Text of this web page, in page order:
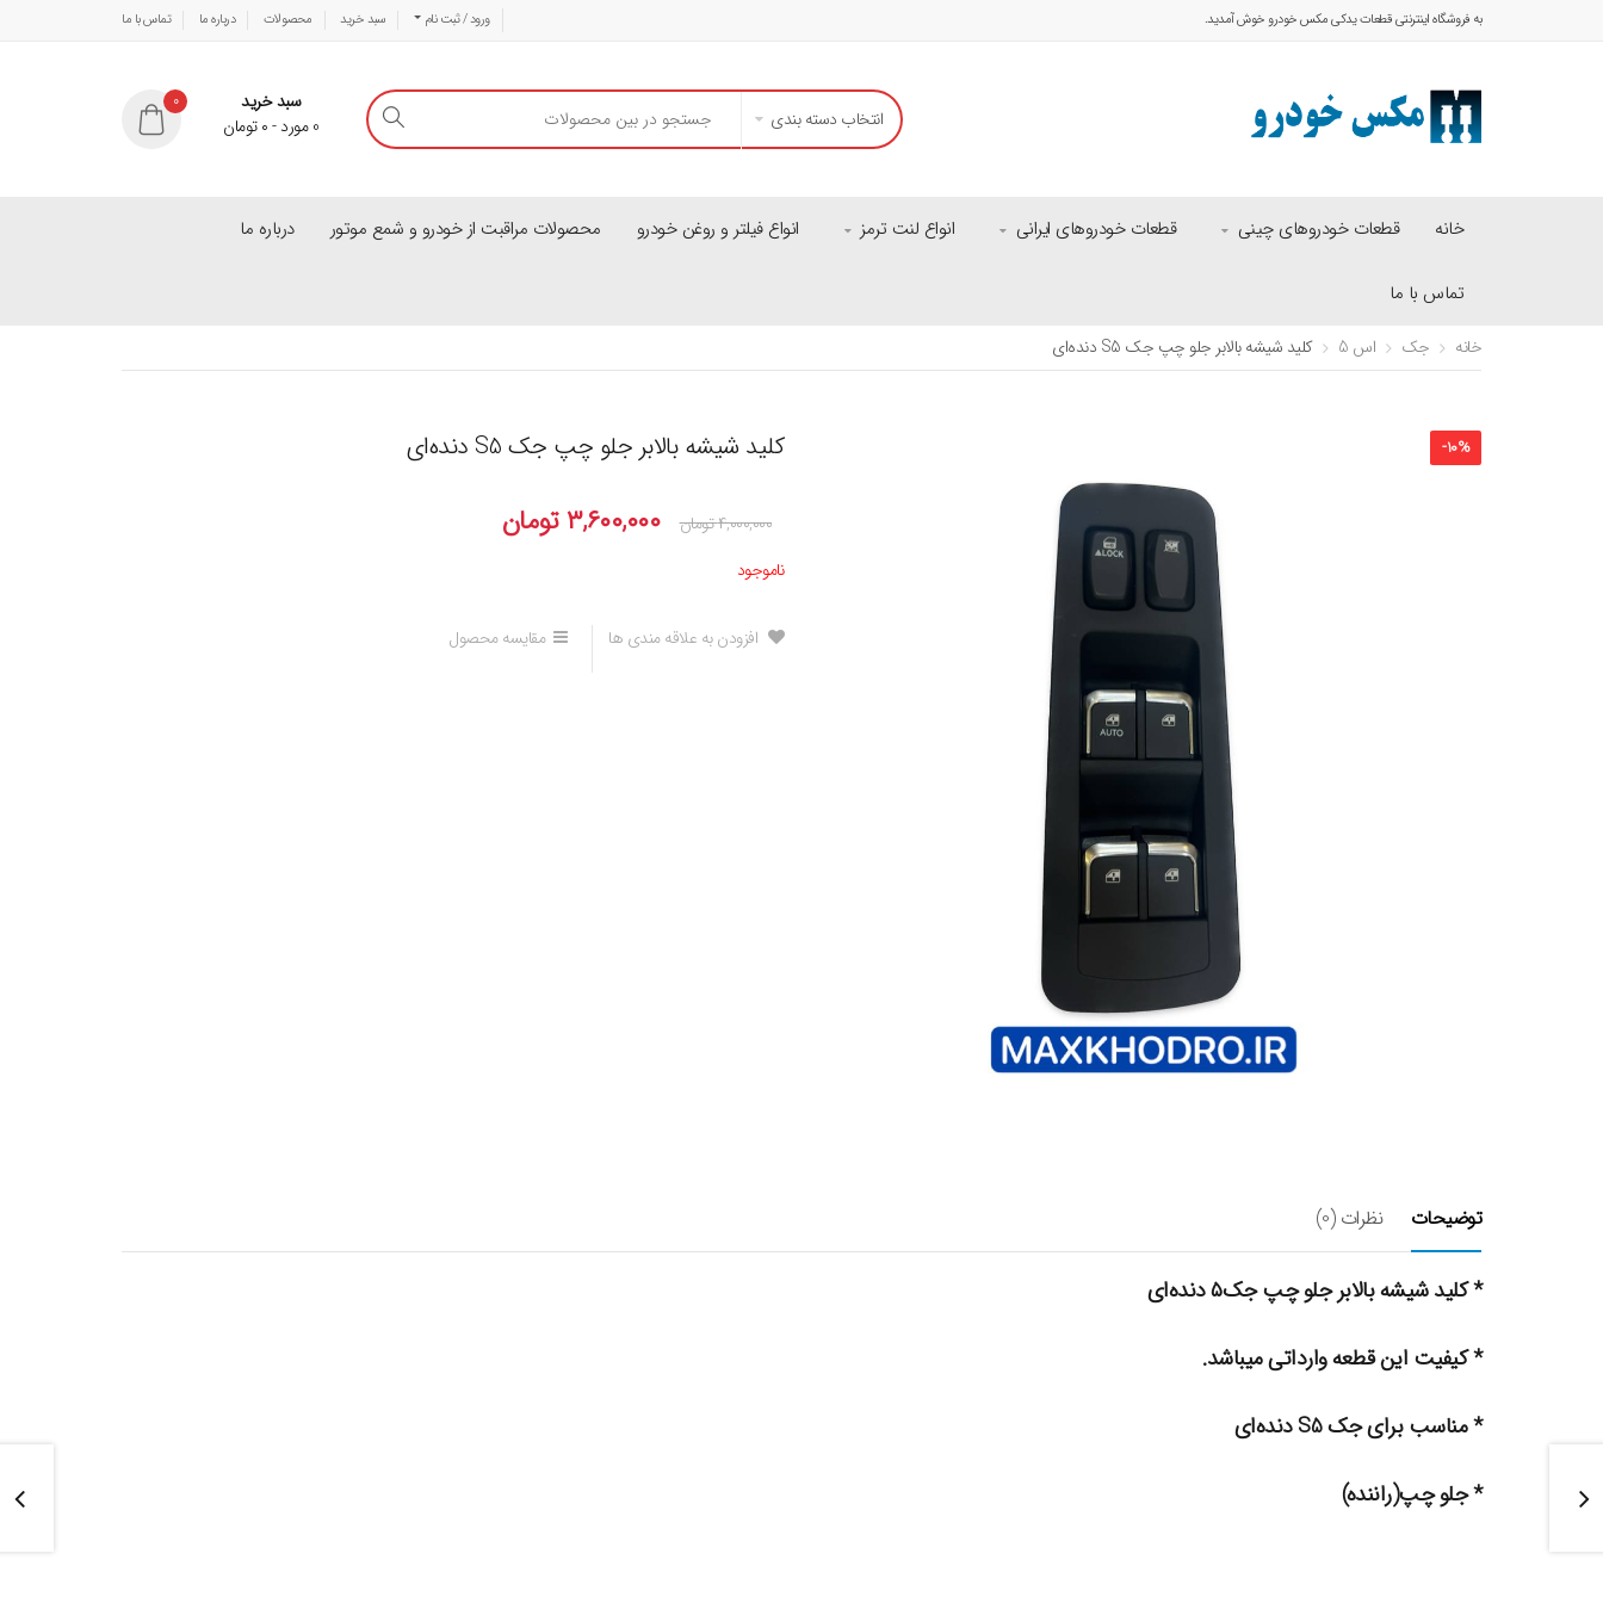
به فروشگاه اینترنتی قطعات یدکی مکس خودرو خوش آمدید. ورود / ثبت نام سبد خرید محصولات درباره ما تماس با ما
انتخاب دسته بندی
0
سبد خرید
0مورد-۰ تومان
خانه قطعات خودروهای چینی قطعات خودروهای ایرانی انواع لنت ترمز انواع فیلتر و روغن خودرو محصولات مراقبت از خودرو و شمع موتور درباره ما
تماس با ما
خانه جک اس 5 کلید شیشه بالابر جلو چپ جک S5 دنده‌ای
-10% کلید شیشه بالابر جلو چپ جک S5 دنده‌ای
۴,۰۰۰,۰۰۰تومان ۳,۶۰۰,۰۰۰ تومان
ناموجود
افزودن به علاقه مندی ها مقایسه محصول
توضیحات نظرات (0)
* کلید شیشه بالابر جلو چپ جک۵ دنده‌ای
* کیفیت این قطعه وارداتی میباشد.
* مناسب برای جک S5 دنده‌ای
* جلو چپ(راننده)